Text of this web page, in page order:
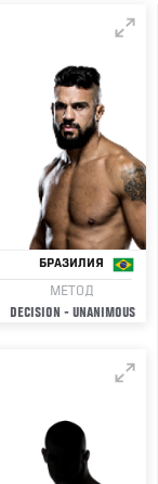
БРАЗИЛИЯ
МЕТОД
DECISION - UNANIMOUS